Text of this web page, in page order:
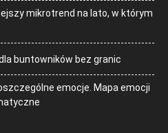
mikrotrend na lato, w którym
buntowników bez granic
emocje. Mapa emocji